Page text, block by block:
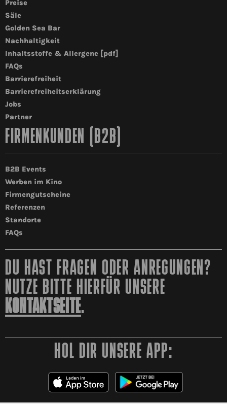
Preise
Säle
Golden Sea Bar
Nachhaltigkeit
Inhaltsstoffe & Allergene [pdf]
FAQs
Barrierefreiheit
Barrierefreiheitserklärung
Jobs
Partner
FIRMENKUNDEN (B2B)
B2B Events
Werben im Kino
Firmengutscheine
Referenzen
Standorte
FAQs
DU HAST FRAGEN ODER ANREGUNGEN?
NUTZE BITTE HIERFÜR UNSERE
KONTAKTSEITE.
HOL DIR UNSERE APP: